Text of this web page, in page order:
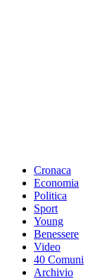
Cronaca
Economia
Politica
Sport
Young
Benessere
Video
40 Comuni
Archivio